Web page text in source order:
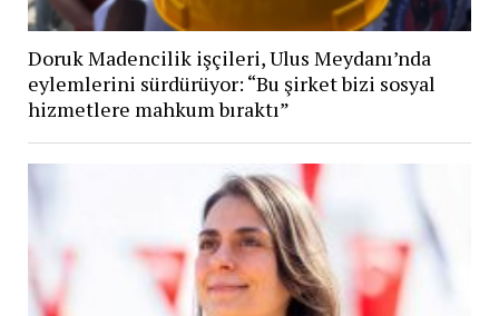
Doruk Madencilik işçileri, Ulus Meydanı’nda
eylemlerini sürdürüyor: “Bu şirket bizi sosyal
hizmetlere mahkum bıraktı”